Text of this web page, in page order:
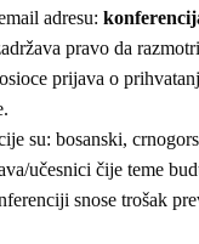
adresu:
pravo da
prijava o
su: bosanski,
učesnici čije teme
snose trošak